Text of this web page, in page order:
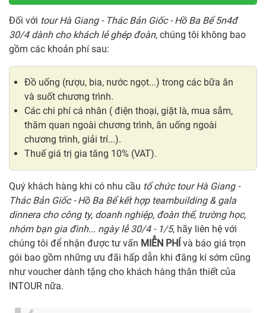
Đối với tour Hà Giang - Thác Bản Giốc - Hồ Ba Bể 5n4đ
30/4 dành cho khách lẻ ghép đoàn, chúng tôi không bao
gồm các khoản phí sau:
Đồ uống (rượu, bia, nước ngọt...) trong các bữa ăn
và suốt chương trình.
Các chi phí cá nhân ( điện thoại, giặt là, mua sắm,
thăm quan ngoài chương trình, ăn uống ngoài
chương trình, giải trí...).
Thuế giá trị gia tăng 10% (VAT).
Quý khách hàng khi có nhu cầu tổ chức tour Hà Giang -
Thác Bản Giốc - Hồ Ba Bể kết hợp teambuilding & gala
dinnera cho công ty, doanh nghiệp, đoàn thể, trường học,
nhóm bạn gia đình... ngày lễ 30/4 - 1/5, hãy liên hệ với
chúng tôi để nhận được tư vấn MIỄN PHÍ và báo giá trọn
gói bao gồm những ưu đãi hấp dẫn khi đăng kí sớm cũng
như voucher dành tặng cho khách hàng thân thiết của
INTOUR nữa.